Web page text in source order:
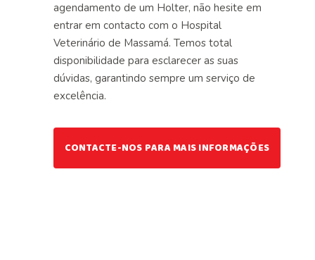
agendamento de um Holter, não hesite em
entrar em contacto com o Hospital
Veterinário de Massamá. Temos total
disponibilidade para esclarecer as suas
dúvidas, garantindo sempre um serviço de
excelência.
CONTACTE-NOS PARA MAIS INFORMAÇÕES